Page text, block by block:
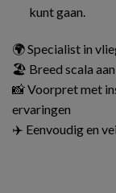
kunt gaan.
🌍 Specialist in
🏖️ Breed scala
📸 Voorpret met
ervaringen
✈️ Eenvoudig en